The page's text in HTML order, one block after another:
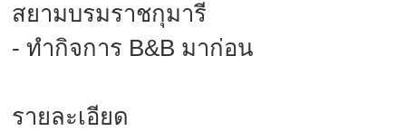
สยามบรมราชกุมารี
- ทำกิจการ B&B มาก่อน
รายละเอียด